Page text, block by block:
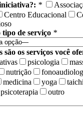
*
Centro Educacional
tipo de serviço *
os serviços você
psicologia
nutrição
medicina yoga taichi
psicoterapia
outro